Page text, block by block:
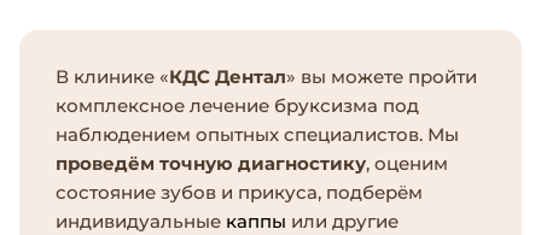
В клинике «КДС Дентал» вы можете пройти
комплексное лечение бруксизма под
наблюдением опытных специалистов. Мы
проведём точную диагностику, оценим
состояние зубов и прикуса, подберём
индивидуальные каппы или другие